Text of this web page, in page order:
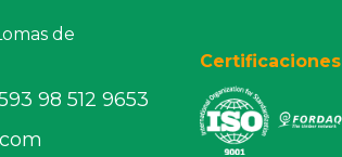
de
98 512 9653
Certificaciones